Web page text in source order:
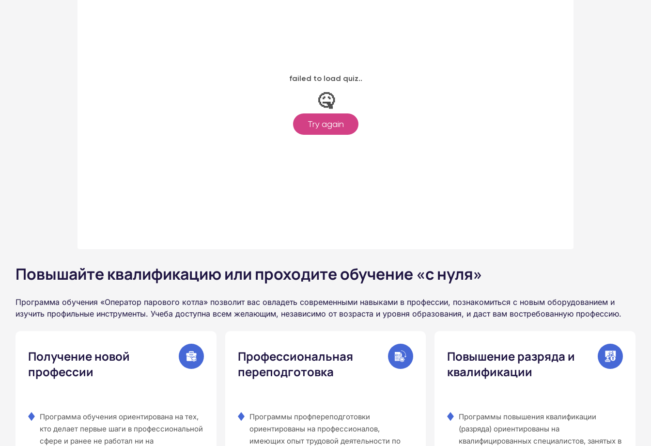
Повышайте квалификацию или проходите обучение «с нуля»
Программа обучения «Оператор парового котла» позволит вас овладеть современными навыками в профессии, познакомиться с новым оборудованием и
изучить профильные инструменты. Учеба доступна всем желающим, независимо от возраста и уровня образования, и даст вам востребованную профессию.
Получение новой
профессии
Программа обучения ориентирована на тех,
кто делает первые шаги в профессиональной
сфере и ранее не работал ни на
Профессиональная
переподготовка
Программы профпереподготовки
ориентированы на профессионалов,
имеющих опыт трудовой деятельности по
Повышение разряда и
квалификации
Программы повышения квалификации
(разряда) ориентированы на
квалифицированных специалистов, занятых в